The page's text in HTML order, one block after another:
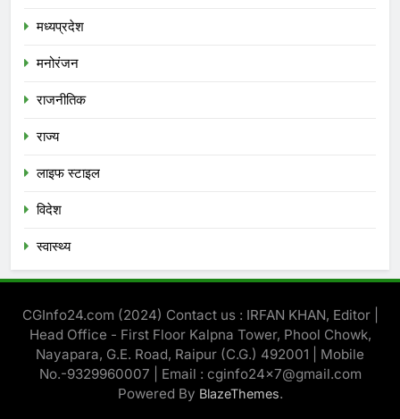
मध्‍यप्रदेश
मनोरंजन
राजनीतिक
राज्य
लाइफ स्टाइल
विदेश
स्‍वास्‍थ्‍य
CGInfo24.com (2024) Contact us : IRFAN KHAN, Editor |
Head Office - First Floor Kalpna Tower, Phool Chowk,
Nayapara, G.E. Road, Raipur (C.G.) 492001 | Mobile
No.-9329960007 | Email : cginfo24x7@gmail.com
Powered By BlazeThemes.